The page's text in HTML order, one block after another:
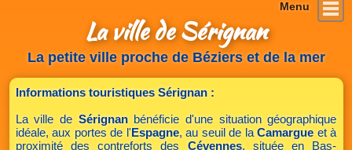
Accueil
La résidence
Les appartements
La Villa
Nos services
Loisirs & environnement
Nous contacter
La ville de Sérignan
La petite ville proche de Béziers et de la mer
Informations touristiques Sérignan :
La ville de Sérignanbénéficie d'une situation géographique
idéale, aux portes de l' Espagne, au seuil de laCamargueet à
proximité des contreforts desCévennes, située en Bas-